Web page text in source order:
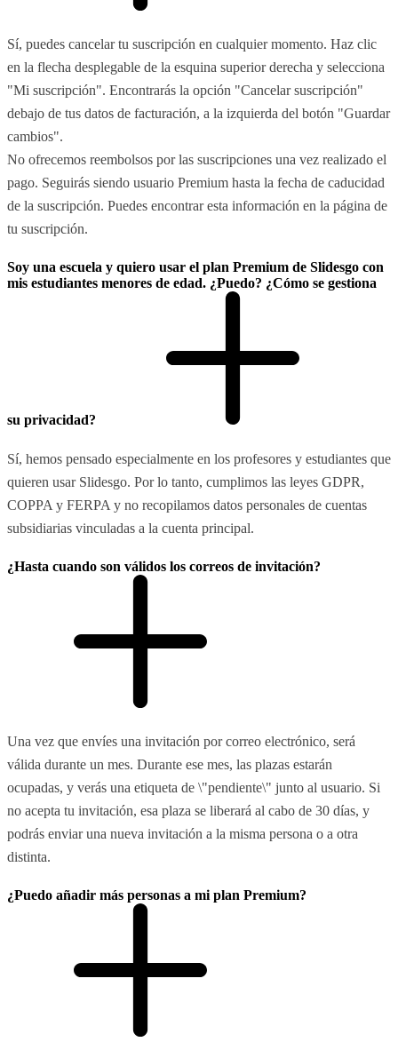
Sí, puedes cancelar tu suscripción en cualquier momento. Haz clic
en la flecha desplegable de la esquina superior derecha y selecciona
"Mi suscripción". Encontrarás la opción "Cancelar suscripción"
debajo de tus datos de facturación, a la izquierda del botón "Guardar
cambios".
No ofrecemos reembolsos por las suscripciones una vez realizado el
pago. Seguirás siendo usuario Premium hasta la fecha de caducidad
de la suscripción. Puedes encontrar esta información en la página de
tu suscripción.
Soy una escuela y quiero usar el plan Premium de Slidesgo con
mis estudiantes menores de edad. ¿Puedo? ¿Cómo se gestiona
su privacidad?
Sí, hemos pensado especialmente en los profesores y estudiantes que
quieren usar Slidesgo. Por lo tanto, cumplimos las leyes GDPR,
COPPA y FERPA y no recopilamos datos personales de cuentas
subsidiarias vinculadas a la cuenta principal.
¿Hasta cuando son válidos los correos de invitación?
Una vez que envíes una invitación por correo electrónico, será
válida durante un mes. Durante ese mes, las plazas estarán
ocupadas, y verás una etiqueta de \"pendiente\" junto al usuario. Si
no acepta tu invitación, esa plaza se liberará al cabo de 30 días, y
podrás enviar una nueva invitación a la misma persona o a otra
distinta.
¿Puedo añadir más personas a mi plan Premium?